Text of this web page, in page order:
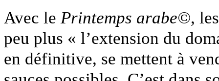
Avec le Printemps arabe©,
peu plus « l’extension du
en définitive, se mettent à